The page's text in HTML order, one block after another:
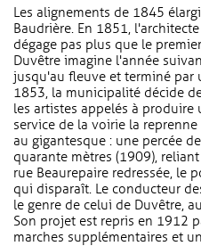
Les alignements de 1845
Baudrière. En 1851,
dégage pas plus que le
Duvêtre imagine l'année
jusqu'au fleuve et terminé par
1853, la municipalité décide
les artistes appelés à
service de la voirie la
au gigantesque : une percée
quarante mètres (1909),
rue Beaurepaire redressée, le
qui disparaît. Le conducteur
le genre de celui de Duvêtre,
Son projet est repris en 1912
marches supplémentaires et